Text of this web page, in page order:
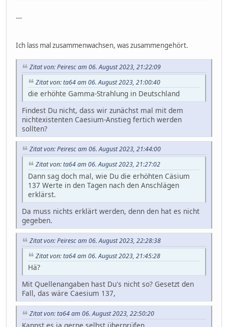
---
Ich lass mal zusammenwachsen, was zusammengehört.
Zitat von: Peiresc am 06. August 2023, 21:22:09
Zitat von: ta64 am 06. August 2023, 21:00:40
die erhöhte Gamma-Strahlung in Deutschland
Findest Du nicht, dass wir zunächst mal mit dem
nichtexistenten Caesium-Anstieg fertich werden
sollten?
Zitat von: Peiresc am 06. August 2023, 21:44:00
Zitat von: ta64 am 06. August 2023, 21:27:02
Dann sag doch mal, wie Du die erhöhten Cäsium
137 Werte in den Tagen nach den Anschlägen
erklärst.
Da muss nichts erklärt werden, denn den hat es nicht
gegeben.
Zitat von: Peiresc am 06. August 2023, 22:28:38
Zitat von: ta64 am 06. August 2023, 21:45:28
Hä?
Mit Quellenangaben hast Du's nicht so? Gesetzt den
Fall, das wäre Caesium 137,
Zitat von: ta64 am 06. August 2023, 22:50:20